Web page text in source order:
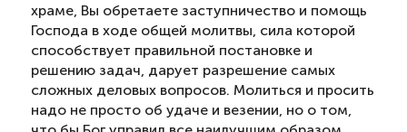
храме, Вы обретаете заступничество и помощь
Господа в ходе общей молитвы, сила которой
способствует правильной постановке и
решению задач, дарует разрешение самых
сложных деловых вопросов. Молиться и просить
надо не просто об удаче и везении, но о том,